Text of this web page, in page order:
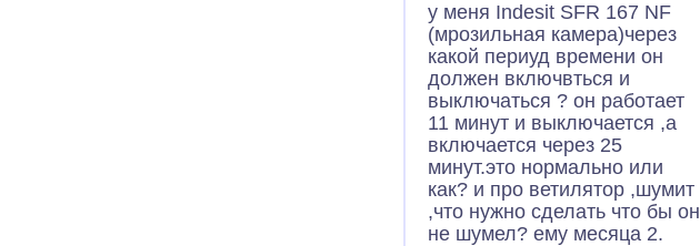
у меня Indesit SFR 167 NF
(мрозильная камера)через
какой периуд времени он
должен включвться и
выключаться ? он работает
11 минут и выключается ,а
включается через 25
минут.это нормально или
как? и про ветилятор ,шумит
,что нужно сделать что бы он
не шумел? ему месяца 2.